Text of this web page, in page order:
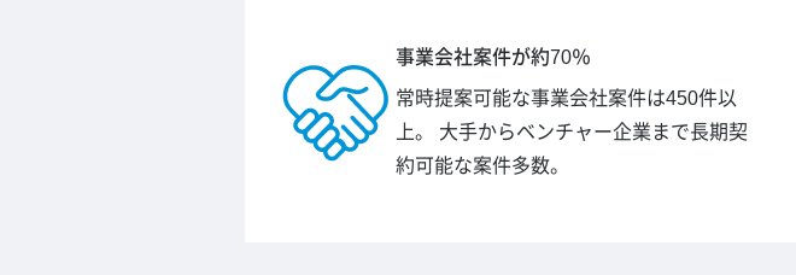
事業会社案件が約70％
常時提案可能な事業会社案件は450件以
上。 大手からベンチャー企業まで長期契
約可能な案件多数。